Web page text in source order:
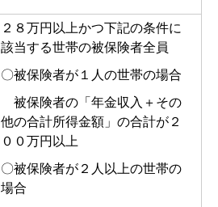
２８万円以上かつ下記の条件に
該当する世帯の被保険者全員
〇被保険者が１人の世帯の場合
被保険者の「年金収入＋その
他の合計所得金額」の合計が２
００万円以上
〇被保険者が２人以上の世帯の
場合